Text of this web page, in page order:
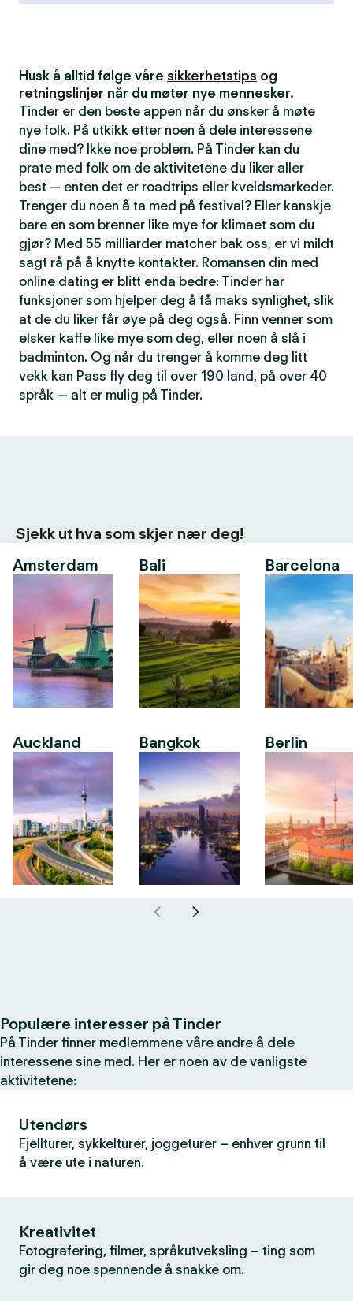
Husk å alltid følge våre sikkerhetstips og
retningslinjer når du møter nye mennesker.
Tinder er den beste appen når du ønsker å møte
nye folk. På utkikk etter noen å dele interessene
dine med? Ikke noe problem. På Tinder kan du
prate med folk om de aktivitetene du liker aller
best — enten det er roadtrips eller kveldsmarkeder.
Trenger du noen å ta med på festival? Eller kanskje
bare en som brenner like mye for klimaet som du
gjør? Med 55 milliarder matcher bak oss, er vi mildt
sagt rå på å knytte kontakter. Romansen din med
online dating er blitt enda bedre: Tinder har
funksjoner som hjelper deg å få maks synlighet, slik
at de du liker får øye på deg også. Finn venner som
elsker kaffe like mye som deg, eller noen å slå i
badminton. Og når du trenger å komme deg litt
vekk kan Pass fly deg til over 190 land, på over 40
språk — alt er mulig på Tinder.
Sjekk ut hva som skjer nær deg!
Amsterdam
Auckland
Bali
Bangkok
Barcelona
Berlin
Populære interesser på Tinder
På Tinder finner medlemmene våre andre å dele
interessene sine med. Her er noen av de vanligste
aktivitetene:
Utendørs
Fjellturer, sykkelturer, joggeturer – enhver grunn til
å være ute i naturen.
Kreativitet
Fotografering, filmer, språkutveksling – ting som
gir deg noe spennende å snakke om.